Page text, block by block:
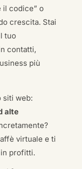
il codice” o
crescita. Stai
tuo
contatti,
più
siti web:
alte
virtuale e ti
profitti.